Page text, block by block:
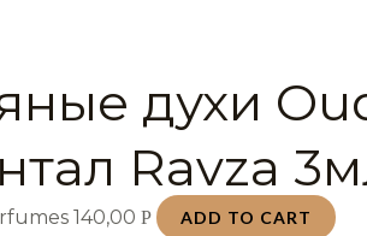
духи
Ravza
140,00Р ADD TO CART